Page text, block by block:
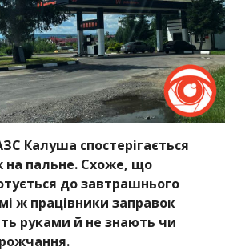
Калуша спостерігається
на пальне. Схоже, що
до завтрашнього
ж працівники заправок
руками й не знають чи